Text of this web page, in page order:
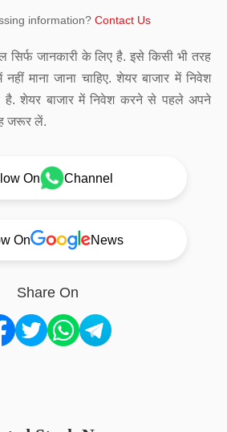
information? Contact Us
सिर्फ जानकारी के लिए है. इसे किसी भी तरह
माना जाना चाहिए. शेयर बाजार में निवेश
है. शेयर बाजार में निवेश करने से पहले अपने
जरूर लें.
On Channel
On News
Share On